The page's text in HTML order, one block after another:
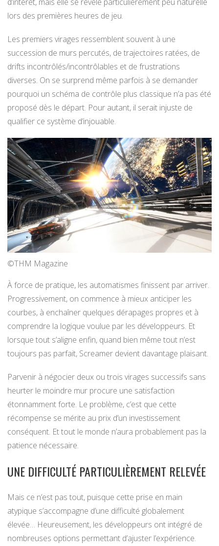
lors des premières heures de jeu.
Les premiers virages ressemblent souvent à une
succession de murs percutés, de trajectoires ratées, de
drifts incontrôlés/incontrôlables et de frustrations
diverses. On se surprend même parfois à se demander
pourquoi un schéma de contrôle plus classique n’a pas été
proposé dès le départ. Pour autant, il serait injuste de
qualifier ce système d’injouable.
©THM Magazine
À force de pratique, les automatismes finissent par arriver.
Progressivement, on commence à mieux anticiper les
courbes, à enchaîner quelques dérapages propres et à
comprendre la logique voulue par les développeurs. Et
lorsque tout s’aligne enfin, quand bien même tout n’est
toujours pas parfait, Screamer devient davantage plaisant.
Parvenir à négocier deux ou trois virages successifs sans
heurter le moindre mur procure une satisfaction
étonnamment forte. Le problème, c’est que cette
récompense se mérite au prix d’un investissement
conséquent. Et tout le monde n’aura probablement pas la
patience nécessaire.
UNE DIFFICULTÉ PARTICULIÈREMENT RELEVÉE
Mais ce n’est pas tout, puisque cette prise en main
atypique s’accompagne d’une difficulté globalement
élevée… Heureusement, les développeurs ont intégré de
nombreuses options permettant d’ajuster l’expérience.